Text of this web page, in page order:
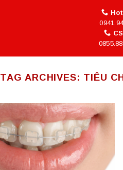
TAG ARCHIVES: TIÊU